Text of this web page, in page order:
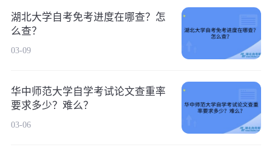
湖北大学自考免考进度在哪查？怎
么查？
03-09
华中师范大学自学考试论文查重率
要求多少？难么？
03-06